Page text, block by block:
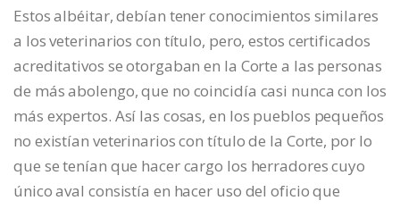
Estos albéitar, debían tener conocimientos similares
a los veterinarios con título, pero, estos certificados
acreditativos se otorgaban en la Corte a las personas
de más abolengo, que no coincidía casi nunca con los
más expertos. Así las cosas, en los pueblos pequeños
no existían veterinarios con título de la Corte, por lo
que se tenían que hacer cargo los herradores cuyo
único aval consistía en hacer uso del oficio que